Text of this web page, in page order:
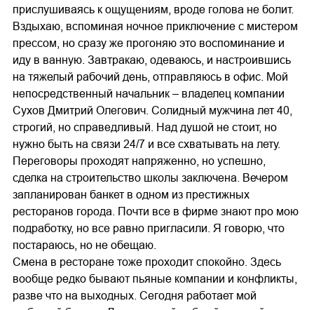
прислушиваясь к ощущениям, вроде голова не болит.
Вздыхаю, вспоминая ночное приключение с мистером
прессом, но сразу же прогоняю это воспоминание и
иду в ванную. Завтракаю, одеваюсь, и настроившись
на тяжелый рабочий день, отправляюсь в офис. Мой
непосредственный начальник – владелец компании
Сухов Дмитрий Олегович. Солидный мужчина лет 40,
строгий, но справедливый. Над душой не стоит, но
нужно быть на связи 24/7 и все схватывать на лету.
Переговоры проходят напряженно, но успешно,
сделка на строительство школы заключена. Вечером
запланирован банкет в одном из престижных
ресторанов города. Почти все в фирме знают про мою
подработку, но все равно пригласили. Я говорю, что
постараюсь, но не обещаю.
Смена в ресторане тоже проходит спокойно. Здесь
вообще редко бывают пьяные компании и конфликты,
разве что на выходных. Сегодня работает мой